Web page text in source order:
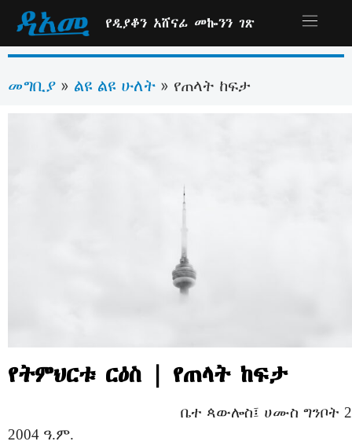
የዲያቆን አሸናፊ መኰንን ገጽ
መግቢያ » ልዩ ልዩ ሁለት » የጠላት ከፍታ
የትምህርቱ ርዕስ | የጠላት ከፍታ
ቤተ ጳውሎስ፤ ሀሙስ ግንቦት
2004 ዓ.ም.